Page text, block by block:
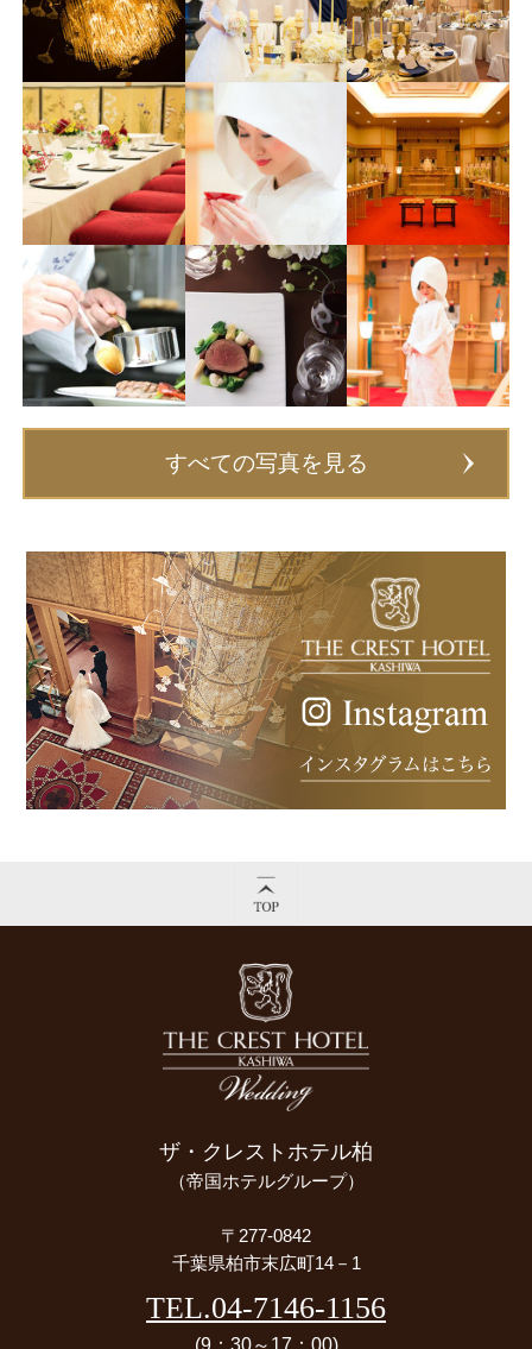
すべての写真を見る
ザ・クレストホテル柏
（帝国ホテルグループ）
〒277-0842
千葉県柏市末広町14－1
TEL.04-7146-1156